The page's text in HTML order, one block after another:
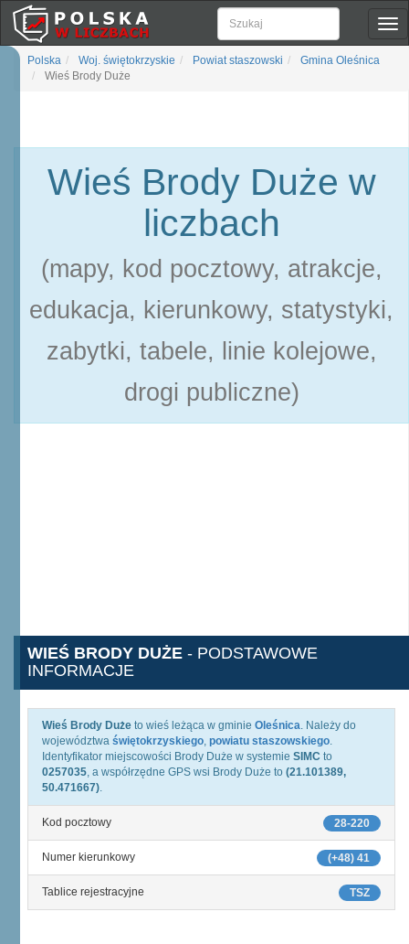
Polska Woj. świętokrzyskie Powiat staszowski
Gmina Oleśnica
Wieś Brody Duże
Wieś Brody Duże w
liczbach
(mapy, kod pocztowy, atrakcje,
edukacja, kierunkowy, statystyki,
zabytki, tabele, linie kolejowe,
drogi publiczne)
WIEŚ BRODY DUŻE - PODSTAWOWE
INFORMACJE
Wieś Brody Duże to wieś leżąca w gminie Oleśnica. Należy do
województwa świętokrzyskiego, powiatu staszowskiego.
Identyfikator miejscowości Brody Duże w systemie SIMC to
0257035, a współrzędne GPS wsi Brody Duże to (21.101389,
50.471667).
28-220
Kod pocztowy
(+48) 41
Numer kierunkowy
TSZ
Tablice rejestracyjne